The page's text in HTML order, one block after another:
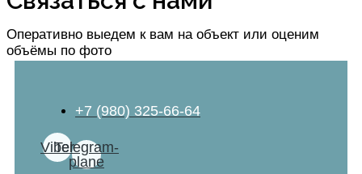
Оперативно выедем к вам на объект или оценим
объёмы по фото
+7 (980) 325-66-64
Viber
Telegram-
plane